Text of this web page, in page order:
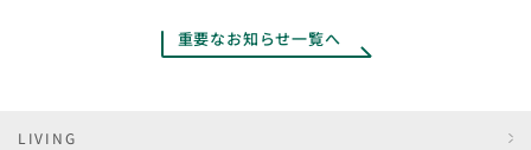
重要なお知らせ一覧へ
LIVING